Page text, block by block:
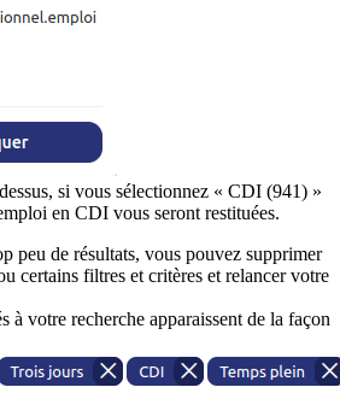
si vous sélectionnez « CDI (941) »
en CDI vous seront restituées.
peu de résultats, vous pouvez supprimer
certains filtres et critères et relancer votre
à votre recherche apparaissent de la façon